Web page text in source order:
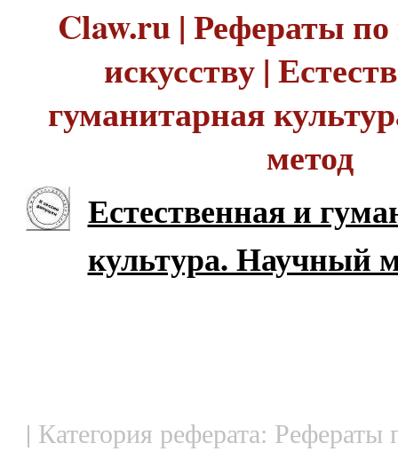
Claw.ru | Рефераты по
искусству |
гуманитарная
метод
Естественная и
культура. Научный
| Категория реферата: Рефераты